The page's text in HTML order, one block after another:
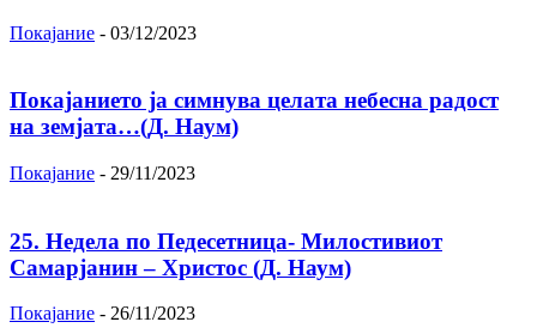
Покајание - 03/12/2023
Покајанието ја симнува целата небесна радост
на земјата…(Д. Наум)
Покајание - 29/11/2023
25. Недела по Педесетница- Милостивиот
Самарјанин – Христос (Д. Наум)
Покајание - 26/11/2023